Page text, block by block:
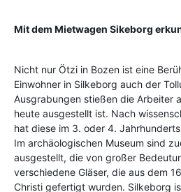
Mit dem Mietwagen Sikeborg
Nicht nur Ötzi in Bozen ist eine
Einwohner in Silkeborg auch der
Ausgrabungen stießen die Arbeiter
heute ausgestellt ist. Nach
hat diese im 3. oder 4.
Im archäologischen Museum sind
ausgestellt, die von großer
verschiedene Gläser, die aus dem
Christi gefertigt wurden. Silkeborg